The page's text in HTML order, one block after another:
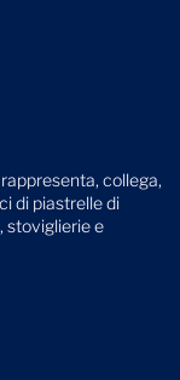
collega,
di piastrelle di
stoviglierie e